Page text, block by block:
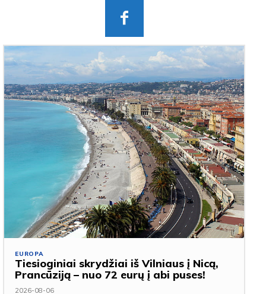
EUROPA
Tiesioginiai skrydžiai iš Vilniaus į Nicą,
Prancūziją – nuo 72 eurų į abi puses!
2026-08-06